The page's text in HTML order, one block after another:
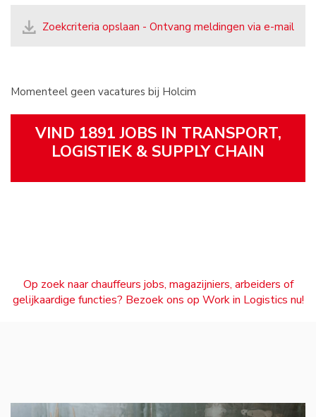
Zoekcriteria opslaan - Ontvang meldingen via e-mail
Momenteel geen vacatures bij Holcim
VIND 1891 JOBS IN TRANSPORT,
LOGISTIEK & SUPPLY CHAIN
Op zoek naar chauffeurs jobs, magazijniers, arbeiders of
gelijkaardige functies? Bezoek ons op Work in Logistics nu!